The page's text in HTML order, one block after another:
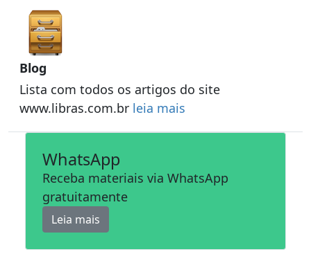
Blog
Lista com todos os artigos do site
www.libras.com.br leia mais
WhatsApp
Receba materiais via WhatsApp
gratuitamente
Leia mais